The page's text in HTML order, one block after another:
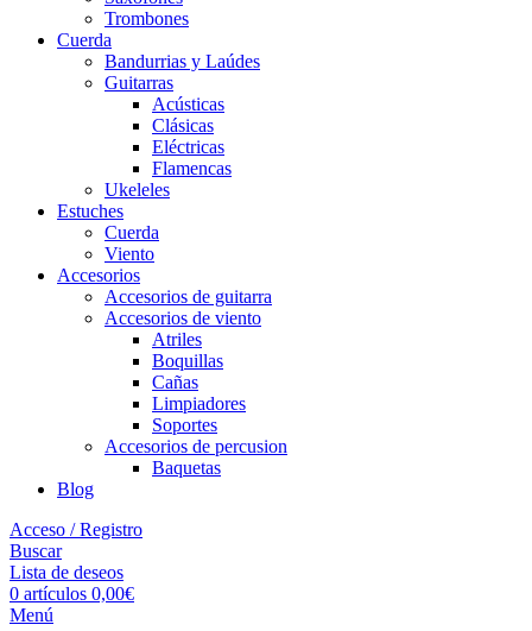
Trombones
Cuerda
Bandurrias y Laúdes
Guitarras
Acústicas
Clásicas
Eléctricas
Flamencas
Ukeleles
Estuches
Cuerda
Viento
Accesorios
Accesorios de guitarra
Accesorios de viento
Atriles
Boquillas
Cañas
Limpiadores
Soportes
Accesorios de percusion
Baquetas
Blog
Acceso / Registro
Buscar
Lista de deseos
0 artículos 0,00€
Menú